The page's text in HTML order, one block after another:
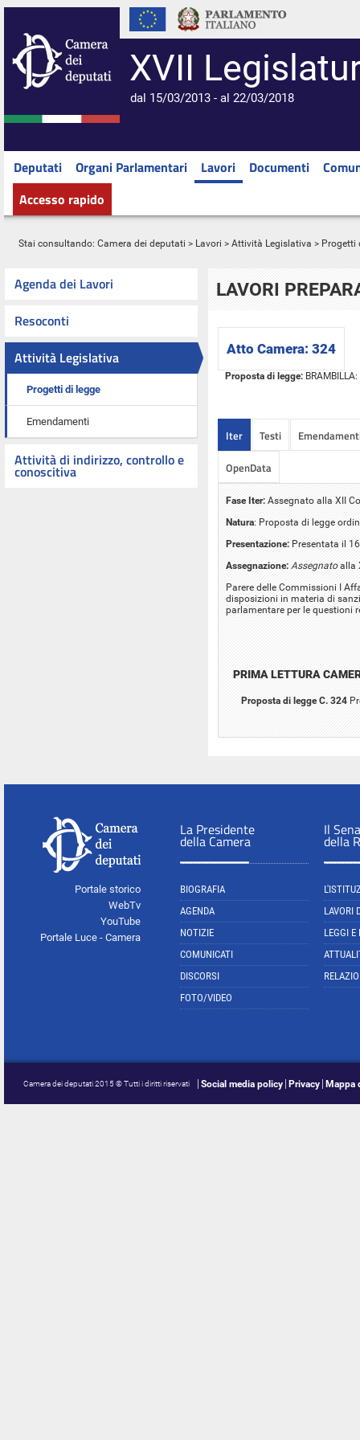
XVII
dal 15/03/2013 - al 22/03/2018
Deputati Organi Parlamentari Lavori Documenti
Accesso rapido
Stai consultando: Camera dei deputati > Lavori > Attività Legislativa > Progetti
Agenda dei Lavori
Resoconti
Attività Legislativa
Progetti di legge
Emendamenti
Attività di indirizzo, controllo e
conoscitiva
LAVORI
Atto Camera: 324
Proposta di legge:
Iter Testi
OpenData
Fase Iter: Assegnato alla XII
Natura: Proposta di legge
Presentazione: Presentata il
Assegnazione: Assegnatoalla
Parere delle Commissioni I
disposizioni in materia di
parlamentare per le questioni
PRIMA LETTURA
Proposta di legge C. 324
Portale storico
WebTv
YouTube
Portale Luce - Camera
La Presidente
della Camera
BIOGRAFIA
AGENDA
NOTIZIE
COMUNICATI
DISCORSI
FOTO/VIDEO
Il
della
LAVORI
LEGGI E
Camera dei deputati 2015 © Tutti i diritti riservati Social media policy Privacy Mappa